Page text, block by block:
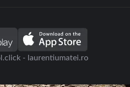
- laurentiumatei.ro